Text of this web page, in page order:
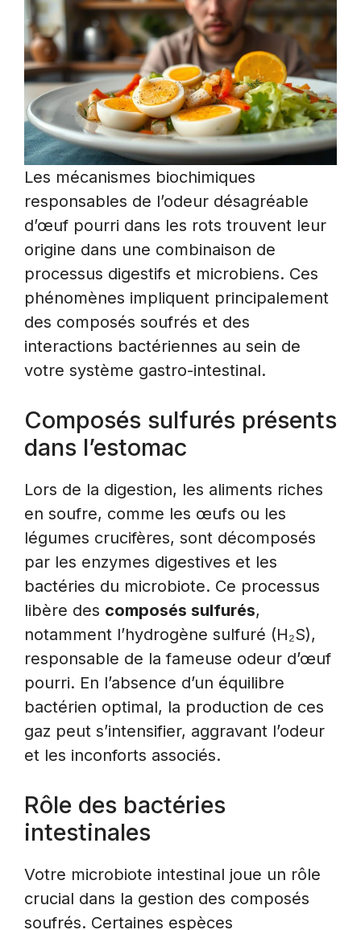
Les mécanismes biochimiques
responsables de l’odeur désagréable
d’œuf pourri dans les rots trouvent leur
origine dans une combinaison de
processus digestifs et microbiens. Ces
phénomènes impliquent principalement
des composés soufrés et des
interactions bactériennes au sein de
votre système gastro-intestinal.
Composés sulfurés présents
dans l’estomac
Lors de la digestion, les aliments riches
en soufre, comme les œufs ou les
légumes crucifères, sont décomposés
par les enzymes digestives et les
bactéries du microbiote. Ce processus
libère des composés sulfurés,
notamment l’hydrogène sulfuré (H₂S),
responsable de la fameuse odeur d’œuf
pourri. En l’absence d’un équilibre
bactérien optimal, la production de ces
gaz peut s’intensifier, aggravant l’odeur
et les inconforts associés.
Rôle des bactéries
intestinales
Votre microbiote intestinal joue un rôle
crucial dans la gestion des composés
soufrés. Certaines espèces